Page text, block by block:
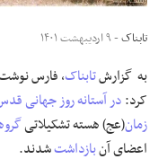
حوادث
فرهنگی و هنری
مقالات
تابناک- ۹ اردیبهشت ۱۴۰۱
به گزارشتابناک، فارس
کرد:در آستانهروز جهانی
زمان(عج) هسته تشکیلاتی
اعضای آنبازداشتشدند.